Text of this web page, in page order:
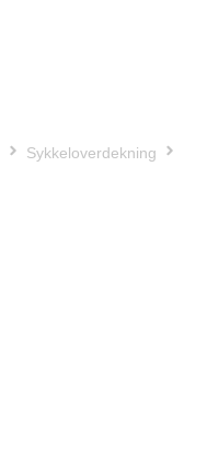
Sykkeloverdekning